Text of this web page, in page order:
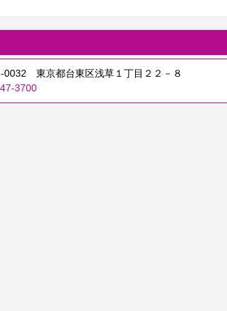
0032 東京都台東区浅草１丁目２２－８
3700